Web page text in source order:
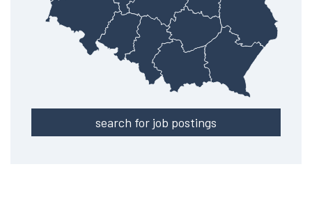
search for job postings